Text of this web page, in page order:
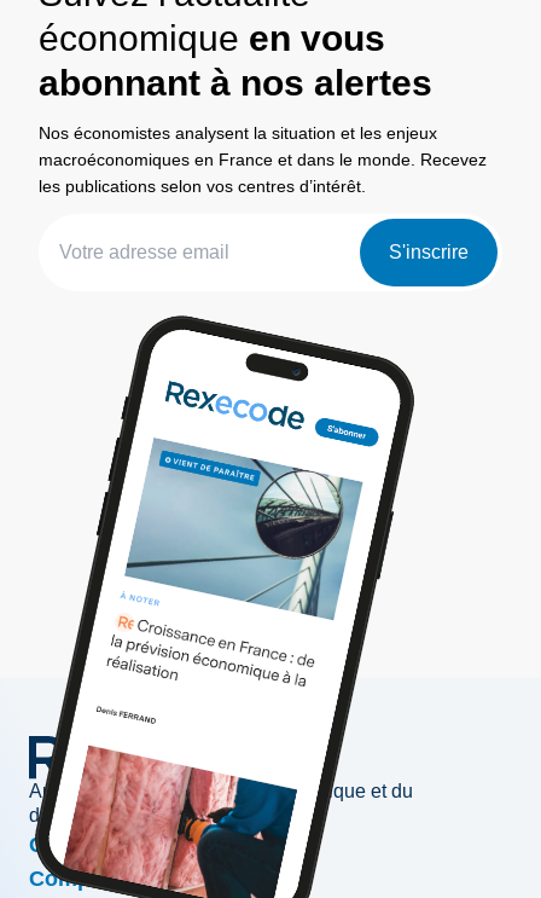
économique en vous
abonnant à nos alertes
Nos économistes analysent la situation et les enjeux
macroéconomiques en France et dans le monde. Recevez
les publications selon vos centres d’intérêt.
S'inscrire
Au service de l'information économique et du
développement des entreprises
Conjoncture & prévisions
Compétitivité & croissance